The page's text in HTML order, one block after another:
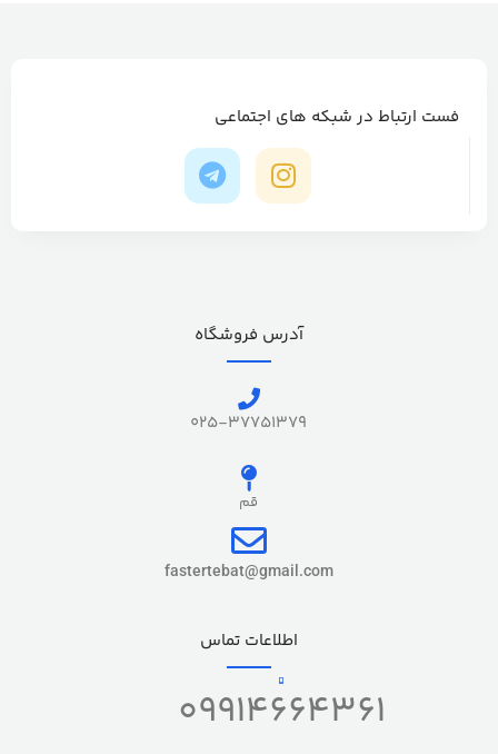
فست ارتباط در شبکه های اجتماعی
آدرس فروشگاه
025-37751379
قم
fastertebat@gmail.com
اطلاعات تماس
09914664361